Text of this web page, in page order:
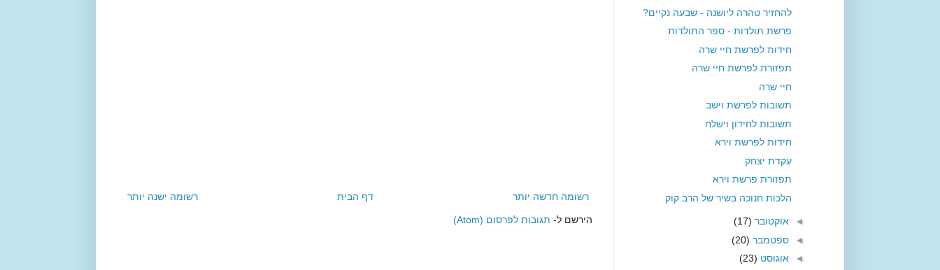
רשומה חדשה יותר רשומה ישנה יותר דף הבית
הירשם ל- תגובות לפרסום (Atom)
להחזיר טהרה ליושנה - שבעה נקיים?
פרשת תולדות - ספר התולדות
חידות לפרשת חיי שרה
תפזורת לפרשת חיי שרה
חיי שרה
תשובות לפרשת וישב
תשובות לחידון וישלח
חידות לפרשת וירא
עקדת יצחק
תפזורת פרשת וירא
הלכות חנוכה בשיר של הרב קוק
◄ אוקטובר (17)
◄ ספטמבר (20)
◄ אוגוסט (23)